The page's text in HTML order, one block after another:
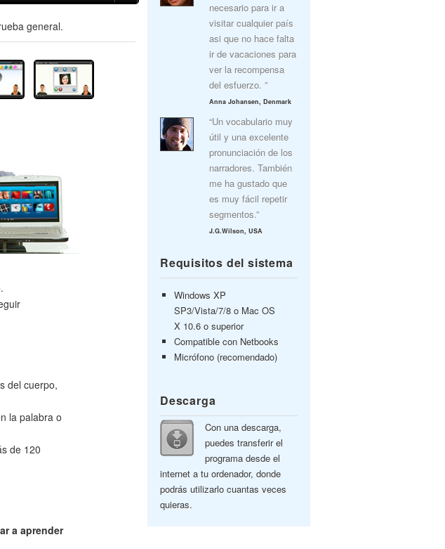
general.
del cuerpo,
la palabra o
de 120
a aprender
necesario para ir a
visitar cualquier país
asi que no hace falta
ir de vacaciones para
ver la recompensa
del esfuerzo. ”
Anna Johansen, Denmark
“Un vocabulario muy
útil y una excelente
pronunciación de los
narradores. También
me ha gustado que
es muy fácil repetir
segmentos.”
J.G.Wilson, USA
Requisitos del sistema
Windows XP
SP3/Vista/7/8 o Mac OS
X 10.6 o superior
Compatible con Netbooks
Micrófono (recomendado)
Descarga
Con una descarga,
puedes transferir el
programa desde el
internet a tu ordenador, donde
podrás utilizarlo cuantas veces
quieras.